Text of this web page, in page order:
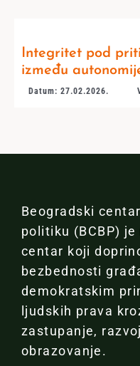
Integritet pod
između
Datum: 27.02.2026.
Beogradski
politiku (BCBP)
centar koji
bezbednosti
demokratskim
ljudskih prava
zastupanje,
obrazovanje.